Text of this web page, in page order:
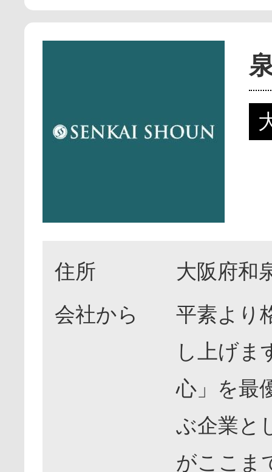
住所
大阪府和
会社から
平素より
し上げま
心」を最
ぶ企業と
がここま